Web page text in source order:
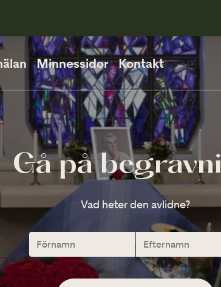
Minnessidor Kontakt
PÅ BEGRAVNINGEN
Så går en begravning till
När ska man vara på plats?
Direktsänd begravning
Så går en minnesstund till
Gå på
Vad heter den avlidne?